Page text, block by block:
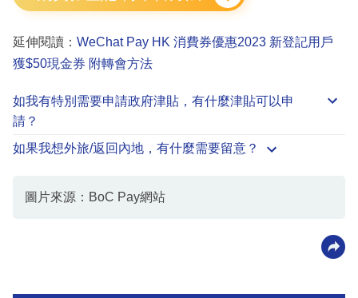
延伸閱讀： WeChat Pay HK 消費券優惠2023 新登記用戶
獲$50現金券 附轉會方法
如我有特別需要申請政府津貼 ，有什麼津貼可以申
請？
如果我想外旅/返回內地，有什麼需要留意？
圖片來源：BoC Pay網站